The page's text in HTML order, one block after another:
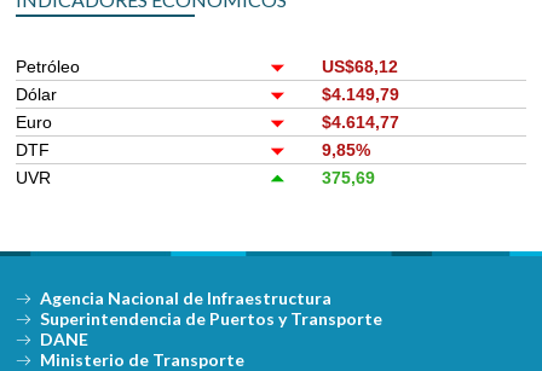
Petróleo
US$68,12
Dólar
$4.149,79
Euro
$4.614,77
DTF
9,85%
UVR
375,69
Agencia Nacional de Infraestructura
Superintendencia de Puertos y Transporte
DANE
Ministerio de Transporte